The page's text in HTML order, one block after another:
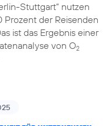
Stuttgart“ nutzen
Prozent der Reisenden
ist das Ergebnis einer
von O2